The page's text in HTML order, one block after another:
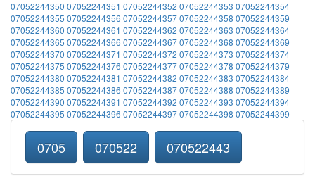
07052244350 07052244351 07052244352 07052244353 07052244354
07052244355 07052244356 0705224435707052244358 07052244359
07052244360 07052244361 07052244362 07052244363 07052244364
07052244365 07052244366 0705224436707052244368 07052244369
07052244370 07052244371 07052244372 07052244373 07052244374
07052244375 07052244376 0705224437707052244378 07052244379
07052244380 07052244381 07052244382 07052244383 07052244384
07052244385 07052244386 0705224438707052244388 07052244389
07052244390 07052244391 07052244392 07052244393 07052244394
07052244395 07052244396 0705224439707052244398 07052244399
0705 070522 070522443